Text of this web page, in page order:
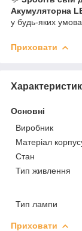
Акумуляторна
у будь-яких
Приховати
Основні
Виробник
Матеріал
Стан
Тип живлення
Тип лампи
Приховати